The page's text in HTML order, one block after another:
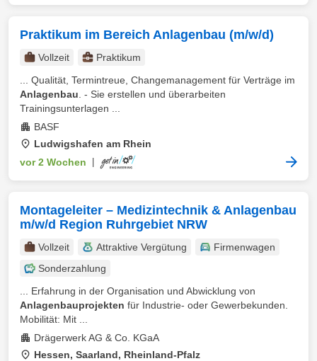
Praktikum im Bereich Anlagenbau (m/w/d)
Vollzeit
Praktikum
... Qualität, Termintreue, Changemanagement für Verträge im
Anlagenbau . - Sie erstellen und überarbeiten
Trainingsunterlagen ...
BASF
Ludwigshafen am Rhein
vor 2 Wochen
Montageleiter – Medizintechnik & Anlagenbau
m/w/d Region Ruhrgebiet NRW
Vollzeit Attraktive Vergütung
Firmenwagen
Sonderzahlung
... Erfahrung in der Organisation und Abwicklung von
Anlagenbauprojekten für Industrie- oder Gewerbekunden.
Mobilität: Mit ...
Drägerwerk AG & Co. KGaA
Hessen, Saarland, Rheinland-Pfalz